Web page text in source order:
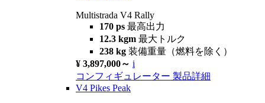
Multistrada V4 Rally
170 ps 最高出力
12.3 kgm 最大トルク
238 kg 装備重量（燃料を除く）
¥ 3,897,000～ i
コンフィギュレーター 製品詳細
V4 Pikes Peak